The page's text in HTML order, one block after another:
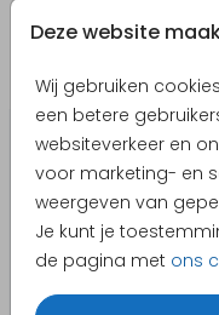
Deze website
Wij gebruiken
een betere
websiteverkeer en
voor marketing- en
weergeven van
Je kunt je
de pagina met ons
Nog meer in deze